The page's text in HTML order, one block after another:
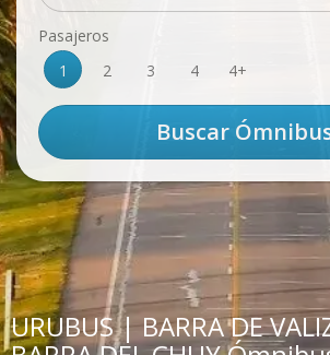
Pasajeros
1
2 3 4 4+
URUBUS | BARRA DE